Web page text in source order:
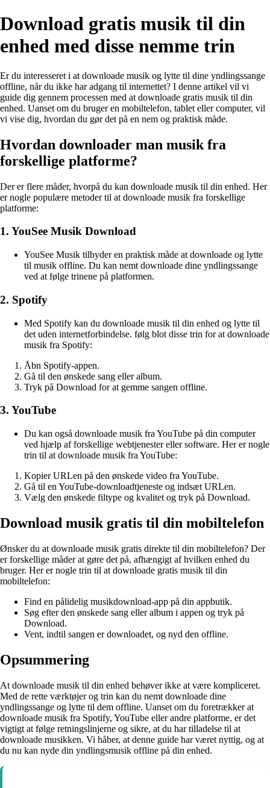
Download gratis musik til din
enhed med disse nemme trin
Er du interesseret i at downloade musik og lytte til dine yndlingssange
offline, når du ikke har adgang til internettet? I denne artikel vil vi
guide dig gennem processen med at downloade gratis musik til din
enhed. Uanset om du bruger en mobiltelefon, tablet eller computer, vil
vi vise dig, hvordan du gør det på en nem og praktisk måde.
Hvordan downloader man musik fra
forskellige platforme?
Der er flere måder, hvorpå du kan downloade musik til din enhed. Her
er nogle populære metoder til at downloade musik fra forskellige
platforme:
1. YouSee Musik Download
YouSee Musik tilbyder en praktisk måde at downloade og lytte
til musik offline. Du kan nemt downloade dine yndlingssange
ved at følge trinene på platformen.
2. Spotify
Med Spotify kan du downloade musik til din enhed og lytte til
det uden internetforbindelse. følg blot disse trin for at downloade
musik fra Spotify:
Åbn Spotify-appen.
Gå til den ønskede sang eller album.
Tryk på Download for at gemme sangen offline.
3. YouTube
Du kan også downloade musik fra YouTube på din computer
ved hjælp af forskellige webtjenester eller software. Her er nogle
trin til at downloade musik fra YouTube:
Kopier URLen på den ønskede video fra YouTube.
Gå til en YouTube-downloadtjeneste og indsæt URLen.
Vælg den ønskede filtype og kvalitet og tryk på Download.
Download musik gratis til din mobiltelefon
Ønsker du at downloade musik gratis direkte til din mobiltelefon? Der
er forskellige måder at gøre det på, afhængigt af hvilken enhed du
bruger. Her er nogle trin til at downloade gratis musik til din
mobiltelefon:
Find en pålidelig musikdownload-app på din appbutik.
Søg efter den ønskede sang eller album i appen og tryk på
Download.
Vent, indtil sangen er downloadet, og nyd den offline.
Opsummering
At downloade musik til din enhed behøver ikke at være kompliceret.
Med de rette værktøjer og trin kan du nemt downloade dine
yndlingssange og lytte til dem offline. Uanset om du foretrækker at
downloade musik fra Spotify, YouTube eller andre platforme, er det
vigtigt at følge retningslinjerne og sikre, at du har tilladelse til at
downloade musikken. Vi håber, at denne guide har været nyttig, og at
du nu kan nyde din yndlingsmusik offline på din enhed.